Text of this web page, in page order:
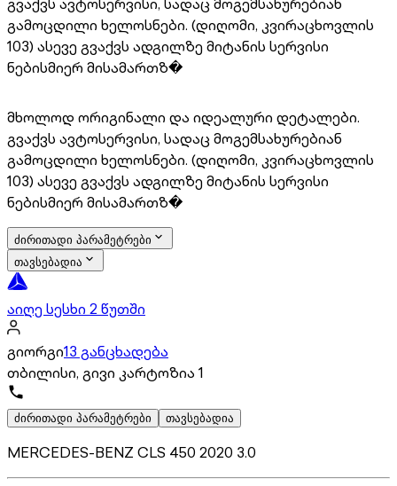
გამოცდილი ხელოსნები. (დიღომი, კვირაცხოვლის
103) ასევე გვაქვს ადგილზე მიტანის სერვისი
ნებისმიერ მისამართზ�
მხოლოდ ორიგინალი და იდეალური დეტალები.
გვაქვს ავტოსერვისი, სადაც მოგემსახურებიან
გამოცდილი ხელოსნები. (დიღომი, კვირაცხოვლის
103) ასევე გვაქვს ადგილზე მიტანის სერვისი
ნებისმიერ მისამართზ�
ძირითადი პარამეტრები
თავსებადია
აიღე სესხი 2 წუთში
გიორგი13 განცხადება
თბილისი, გივი კარტოზია 1
ძირითადი პარამეტრები თავსებადია
MERCEDES-BENZ CLS 450 2020 3.0